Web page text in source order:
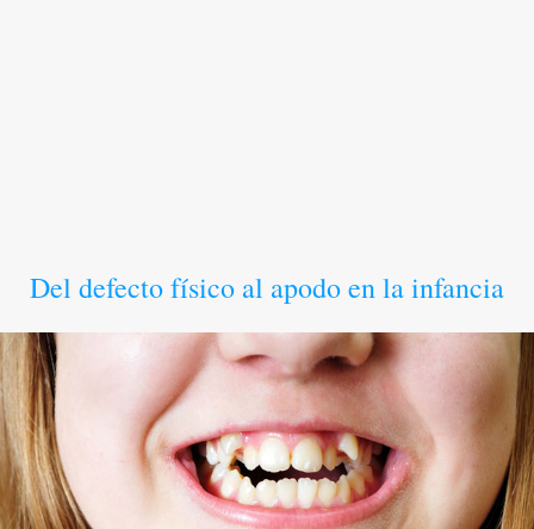
Del defecto físico al apodo en la infancia